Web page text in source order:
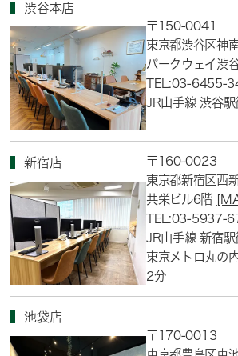
渋谷本店
〒150-0041
東京都渋谷区神
パークウェイ渋
TEL:03-6455-
JR山手線 渋谷
新宿店
〒160-0023
東京都新宿区西
共栄ビル6階
TEL:03-5937-
JR山手線 新宿
東京メトロ丸の
2分
池袋店
〒170-0013